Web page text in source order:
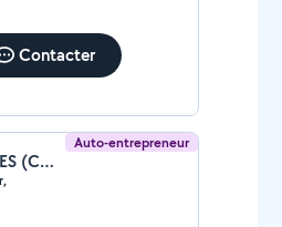
Contacter
Auto-entrepreneur
COMPARON SERVICES (COMPARON MULTI SERVICES)